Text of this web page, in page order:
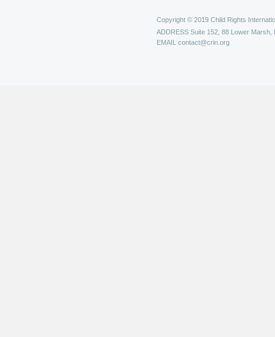
Copyright © 2019 Child Rights
ADDRESS Suite 152, 88 Lower Marsh,
EMAIL contact@crin.org